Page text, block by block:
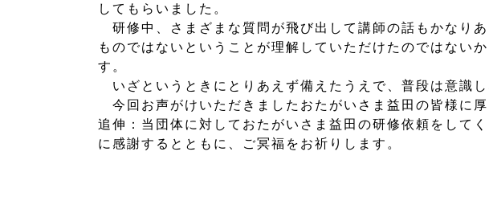
してもらいました。
研修中、さまざまな質問が飛び出して講師の話もかなり
ものではないということが理解していただけたのではない
す。
いざというときにとりあえず備えたうえで、普段は意識
今回お声がけいただきましたおたがいさま益田の皆様に厚
追伸：当団体に対しておたがいさま益田の研修依頼をして
に感謝するとともに、ご冥福をお祈りします。